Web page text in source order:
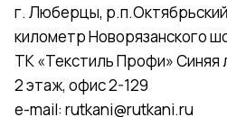
г. Люберцы,
километр Новорязанского
ТК «Текстиль Профи» Синяя
2 этаж, офис 2-129
e-mail: rutkani@rutkani.ru